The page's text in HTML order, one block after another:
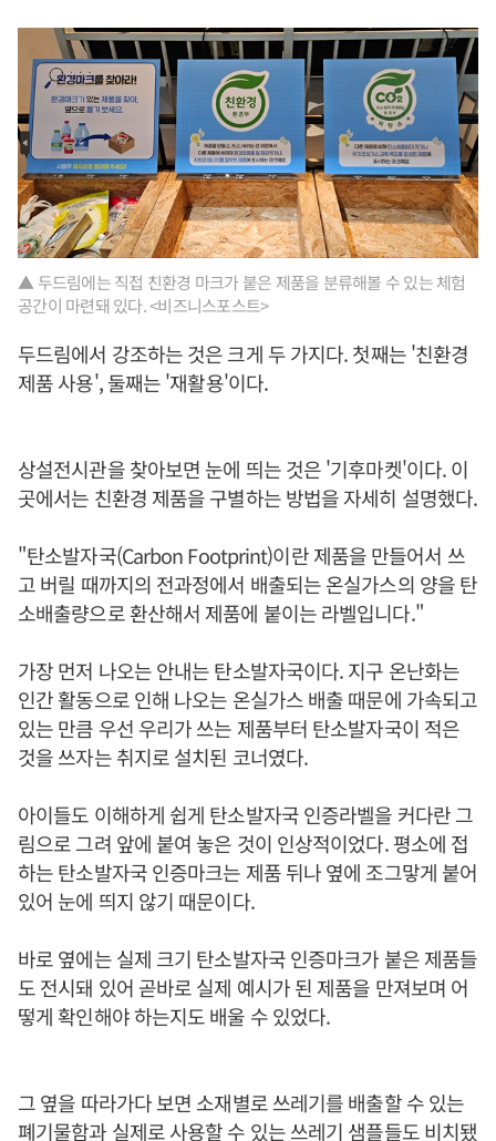
▲ 두드림에는 직접 친환경 마크가 붙은 제품을 분류해볼 수 있는 체험
공간이 마련돼 있다. <비즈니스포스트>
두드림에서 강조하는 것은 크게 두 가지다. 첫째는 '친환경
제품 사용', 둘째는 '재활용'이다.
상설전시관을 찾아보면 눈에 띄는 것은 '기후마켓'이다. 이
곳에서는 친환경 제품을 구별하는 방법을 자세히 설명했다.
"탄소발자국(Carbon Footprint)이란 제품을 만들어서 쓰
고 버릴 때까지의 전과정에서 배출되는 온실가스의 양을 탄
소배출량으로 환산해서 제품에 붙이는 라벨입니다."
가장 먼저 나오는 안내는 탄소발자국이다. 지구 온난화는
인간 활동으로 인해 나오는 온실가스 배출 때문에 가속되고
있는 만큼 우선 우리가 쓰는 제품부터 탄소발자국이 적은
것을 쓰자는 취지로 설치된 코너였다.
아이들도 이해하게 쉽게 탄소발자국 인증라벨을 커다란 그
림으로 그려 앞에 붙여 놓은 것이 인상적이었다. 평소에 접
하는 탄소발자국 인증마크는 제품 뒤나 옆에 조그맣게 붙어
있어 눈에 띄지 않기 때문이다.
바로 옆에는 실제 크기 탄소발자국 인증마크가 붙은 제품들
도 전시돼 있어 곧바로 실제 예시가 된 제품을 만져보며 어
떻게 확인해야 하는지도 배울 수 있었다.
그 옆을 따라가다 보면 소재별로 쓰레기를 배출할 수 있는
폐기물함과 실제로 사용할 수 있는 쓰레기 샘플들도 비치됐